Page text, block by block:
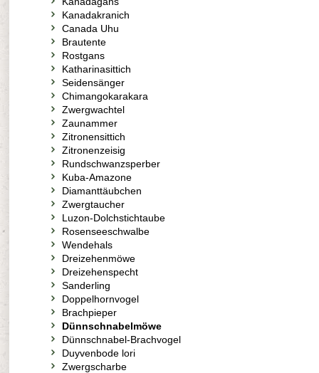
Kanadakranich
Canada Uhu
Brautente
Rostgans
Katharinasittich
Seidensänger
Chimangokarakara
Zwergwachtel
Zaunammer
Zitronensittich
Zitronenzeisig
Rundschwanzsperber
Kuba-Amazone
Diamanttäubchen
Zwergtaucher
Luzon-Dolchstichtaube
Rosenseeschwalbe
Wendehals
Dreizehenmöwe
Dreizehenspecht
Sanderling
Doppelhornvogel
Brachpieper
Dünnschnabelmöwe
Dünnschnabel-Brachvogel
Duyvenbode lori
Zwergscharbe